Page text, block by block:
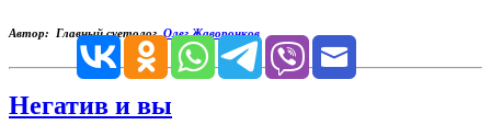
Автор: Главный суетолог,Олег Жаворонков
Негатив и вы